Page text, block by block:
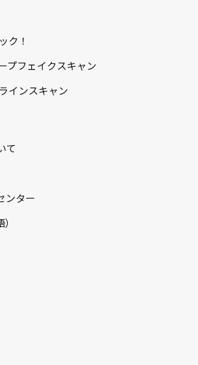
ク！
プフェイクスキャン
インスキャン
て
ンター